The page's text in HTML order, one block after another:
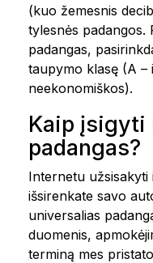
(kuo žemesnis
tylesnės padangos.
padangas,
taupymo klasę (A –
neekonomiškos).
Kaip įsigyti
padangas?
Internetu užsisakyti
išsirenkate savo
universalias
duomenis,
terminą mes